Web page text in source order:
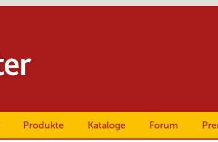
Produkte Kataloge Forum